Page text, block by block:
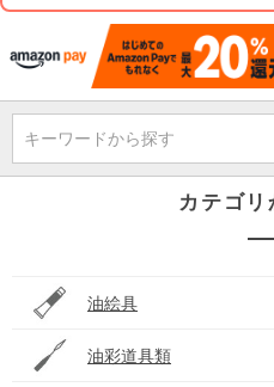
キーワードから探す
カテゴリ
油絵具
油彩道具類